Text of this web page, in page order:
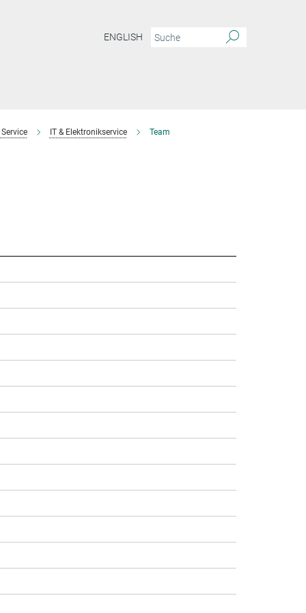
ENGLISH
IT & Elektronikservice Team